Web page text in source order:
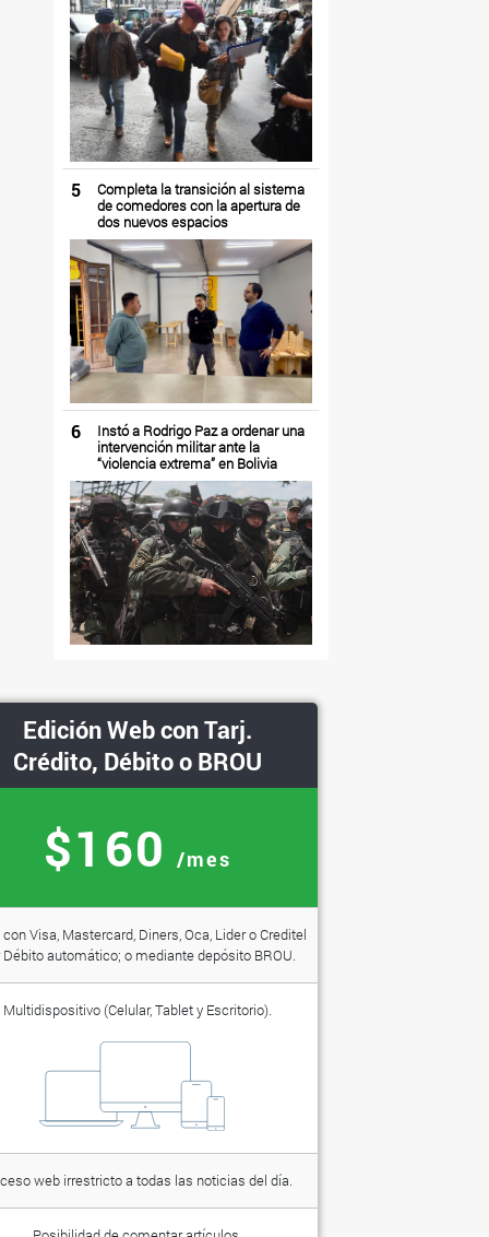
5
Completa la transición al sistema
de comedores con la apertura de
dos nuevos espacios
6
Instó a Rodrigo Paz a ordenar una
intervención militar ante la
“violencia extrema” en Bolivia
Edición Web con Tarj.
Crédito, Débito o BROU
$160 /mes
con Visa, Mastercard, Diners, Oca, Lider o Creditel
Débito automático; o mediante depósito BROU.
Multidispositivo (Celular, Tablet y Escritorio).
web irrestricto a todas las noticias del día.